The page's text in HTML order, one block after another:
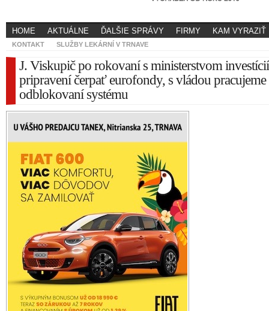
HOME AKTUÁLNE ĎALŠIE SPRÁVY FIRMY KAM VYRAZIŤ
KONTAKT SLUŽBY LEKÁRNÍ V TRNAVE
J. Viskupič po rokovaní s ministerstvom
pripravení čerpať eurofondy, s vládou pracujeme
odblokovaní systému